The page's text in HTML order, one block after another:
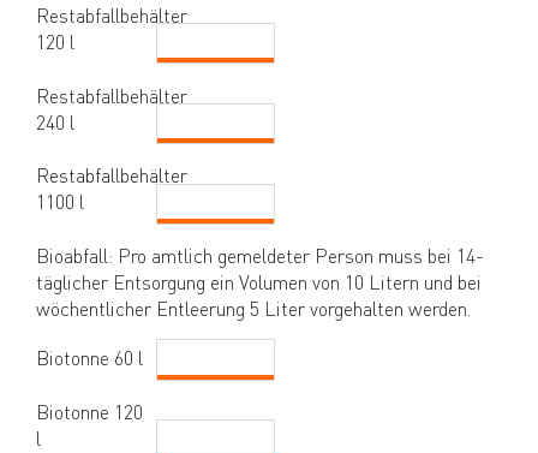
Restabfallbehälter
120 l
Restabfallbehälter
240 l
Restabfallbehälter
1100 l
Bioabfall: Pro amtlich gemeldeter Person muss bei 14-
täglicher Entsorgung ein Volumen von 10 Litern und bei
wöchentlicher Entleerung 5 Liter vorgehalten werden.
Biotonne 60 l
Biotonne 120
l